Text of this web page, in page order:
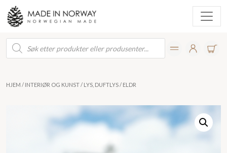
Products
search
HJEM / INTERIØR OG KUNST/ LYS, DUFTLYS/ ELDR